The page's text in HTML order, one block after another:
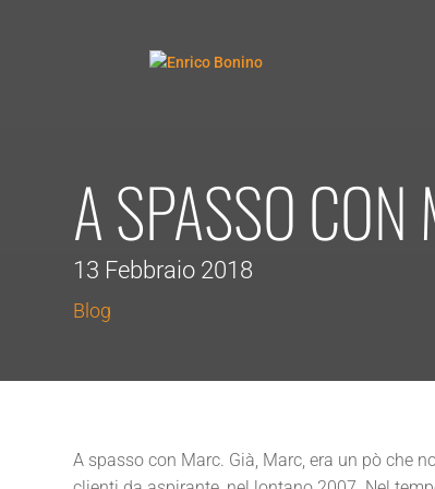
A SPASSO CON
13 Febbraio 2018
Blog
A spasso con Marc. Già, Marc, era un pò che